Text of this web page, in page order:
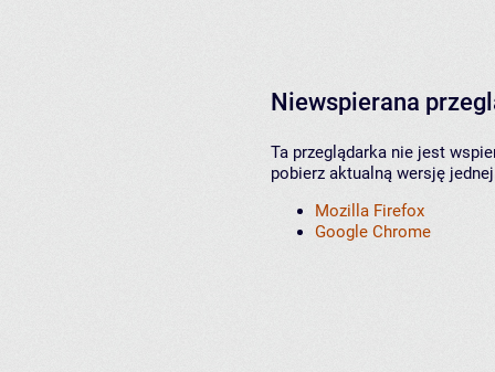
Niewspierana
Ta przeglądarka nie jest
pobierz aktualną wersję
Mozilla Firefox
Google Chrome